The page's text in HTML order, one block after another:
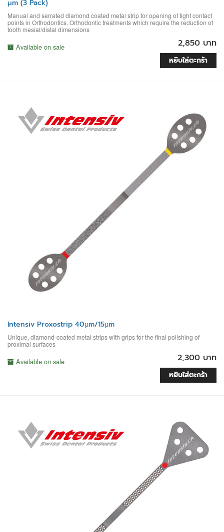
μm (3 Pack)
Manual and serrated diamond coated metal strip for opening of tight contact
points in Orthodontics. Orthodontic treatments which require the reduction of
tooth mesial/distal dimensions
Available on sale 2,850 บาท
หยิบใส่ตะกร้า
Intensiv Proxostrip 40µm/15µm
Unique, diamond-coated metal strips with grips for the final polishing of
proximal surfaces
Available on sale 2,300 บาท
หยิบใส่ตะกร้า